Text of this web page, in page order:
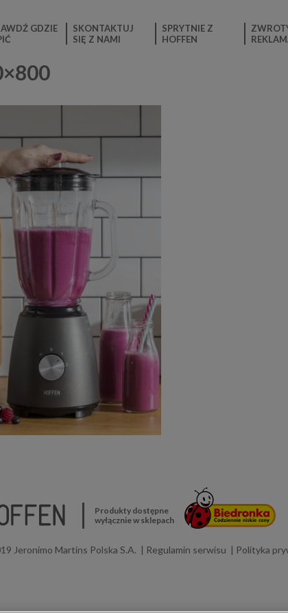
GDZIE
SKONTAKTUJ
SIĘ Z NAMI
SPRYTNIE Z
HOFFEN
Produkty dostępne
wyłącznie w sklepach
Jeronimo Martins Polska S.A. Regulamin serwisu Polityka